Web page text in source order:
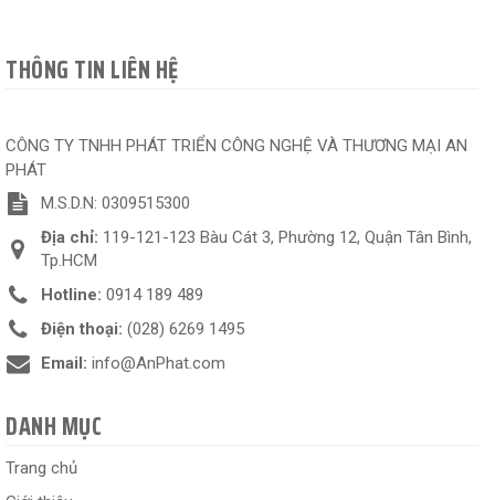
THÔNG TIN LIÊN HỆ
CÔNG TY TNHH PHÁT TRIỂN CÔNG NGHỆ VÀ THƯƠNG MẠI AN
PHÁT
M.S.D.N: 0309515300
Địa chỉ: 119-121-123 Bàu Cát 3, Phường 12, Quận Tân Bình,
Tp.HCM
Hotline: 0914 189 489
Điện thoại: (028) 6269 1495
Email: info@AnPhat.com
DANH MỤC
Trang chủ